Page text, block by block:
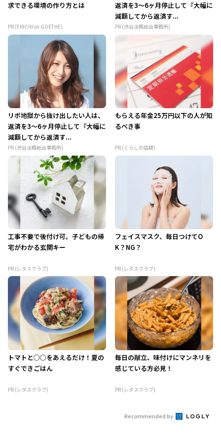
求できる環境の作り方とは
PR (FINCHI on GOETHE)
返済を3～6ヶ月停止して『大幅に
減額してから返済す...
PR (渋谷法務総合事務所)
リボ地獄から抜け出したい人は、
返済を3～6ヶ月停止して『大幅に
減額してから返済す...
PR (渋谷法務総合事務所)
もらえる年金25万円以下の人が知
るべき事
PR (くらしの話題)
工事不要で後付け可。子どもの帰
宅がわかる玄関キー
PR (レタスクラブ)
フェイスマスク、毎日つけてO
K？NG？
PR (レタスクラブ)
トマトと○○をあえるだけ！夏の
すぐできごはん
PR (レタスクラブ)
毎日の献立、味付けにマンネリを
感じている方必見！
PR (レタスクラブ)
Recommended by